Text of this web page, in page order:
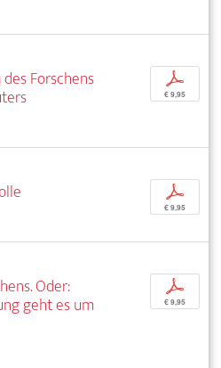
Forschens
p
€ 9,95
p
€ 9,95
Oder:
geht es um
p
€ 9,95